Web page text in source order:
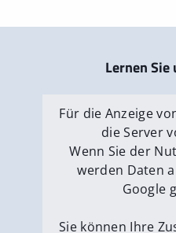
Lernen Sie
Für die Anzeige
die Server
Wenn Sie der
werden Daten
Google
Sie können Ihre